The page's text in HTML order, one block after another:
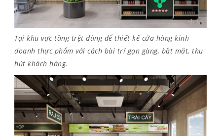
Tại khu vực tầng trệt dùng để thiết kế cửa hàng kinh
doanh thực phẩm với cách bài trí gọn gàng, bắt mắt, thu
hút khách hàng.